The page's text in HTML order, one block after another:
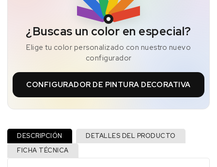
¿Buscas un color en especial?
Elige tu color personalizado con nuestro nuevo
configurador
CONFIGURADOR DE PINTURA DECORATIVA
DESCRIPCIÓN
DETALLES DEL PRODUCTO
FICHA TÉCNICA